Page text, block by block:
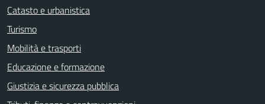
Catasto e urbanistica
Turismo
Mobilità e trasporti
Educazione e formazione
Giustizia e sicurezza pubblica